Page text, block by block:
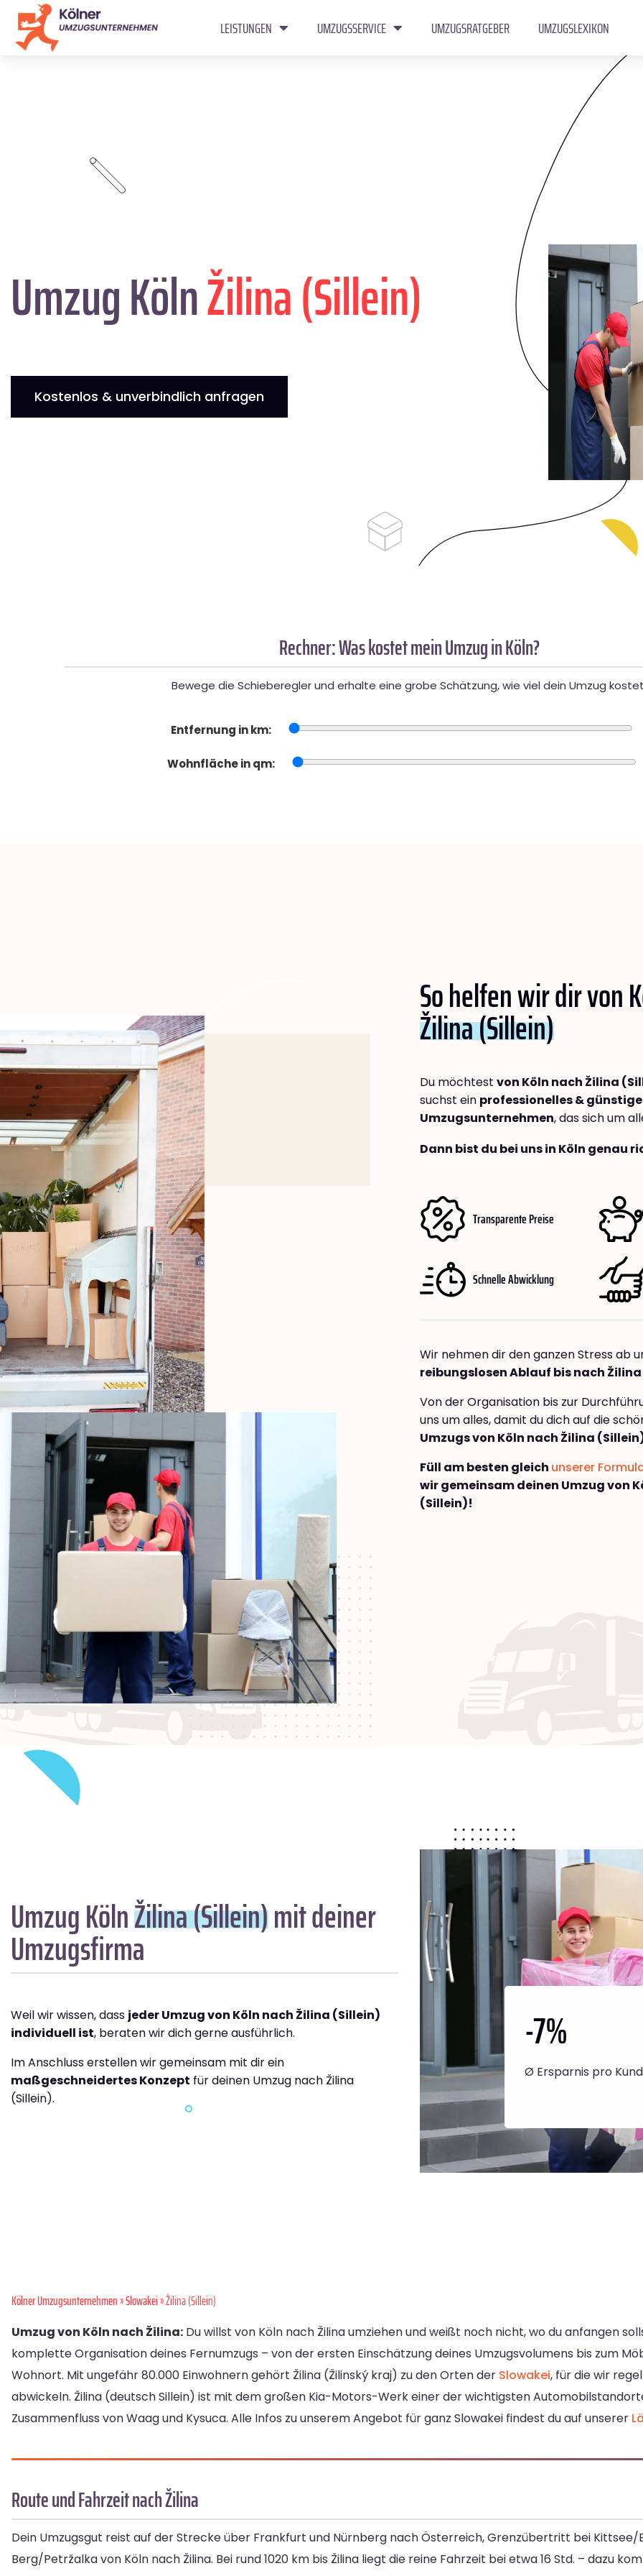
LEISTUNGEN UMZUGSSERVICE UMZUGSRATGEBER UMZUGSLEXIKON
Umzug KölnŽilina (Sillein)
Kostenlos & unverbindlich anfragen
Rechner: Was kostet mein Umzug in Köln?
Bewege die Schieberegler und erhalte eine grobe Schätzung, wie viel dein Umzug
Entfernung in km:
Wohnfläche in qm:
So helfen wir dir von
Žilina (Sillein)
Du möchtest von Köln nach Žilina
suchst ein professionelles &
Umzugsunternehmen, das sich um
Dann bist du bei uns in Köln genau
Transparente Preise
Schnelle Abwicklung
Wir nehmen dir den ganzen Stress ab
reibungslosen Ablauf bis nach
Von der Organisation bis zur
uns um alles, damit du dich auf die
Umzugs von Köln nach Žilina
Füll am besten gleich unserer
wir gemeinsam deinen Umzug von
(Sillein)!
Umzug KölnŽilina (Sillein)mit deiner
Umzugsfirma
Weil wir wissen, dass jeder Umzug von Köln nach Žilina (Sillein)
individuell ist, beraten wir dich gerne ausführlich.
Im Anschluss erstellen wir gemeinsam mit dir ein
maßgeschneidertes Konzept für deinen Umzug nach Žilina
(Sillein).
-7%
Ø Ersparnis pro
Kölner Umzugsunternehmen»Slowakei» Žilina (Sillein)
Umzug von Köln nach Žilina: Du willst von Köln nach Žilina umziehen und weißt noch nicht, wo du anfangen
komplette Organisation deines Fernumzugs – von der ersten Einschätzung deines Umzugsvolumens bis zum
Wohnort. Mit ungefähr 80.000 Einwohnern gehört Žilina (Žilinský kraj) zu den Orten der Slowakei, für die wir
abwickeln. Žilina (deutsch Sillein) ist mit dem großen Kia-Motors-Werk einer der wichtigsten
Zusammenfluss von Waag und Kysuca. Alle Infos zu unserem Angebot für ganz Slowakei findest du auf unserer
Route und Fahrzeit nach Žilina
Dein Umzugsgut reist auf der Strecke über Frankfurt und Nürnberg nach Österreich, Grenzübertritt bei
Berg/Petržalka von Köln nach Žilina. Bei rund 1020 km bis Žilina liegt die reine Fahrzeit bei etwa 16 Std. – dazu